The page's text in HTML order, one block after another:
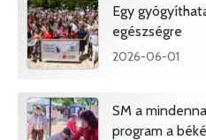
Egy
egészségre
2026-06-01
SM a
program a